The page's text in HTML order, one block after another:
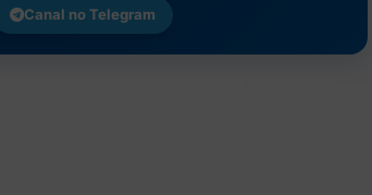
Canal noTelegram